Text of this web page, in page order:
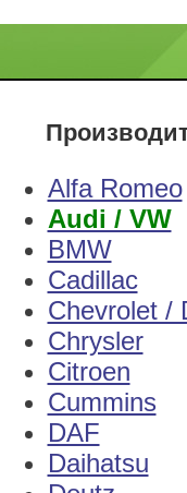
Alfa Romeo
Audi / VW
BMW
Cadillac
Chevrolet /
Chrysler
Citroen
Cummins
DAF
Daihatsu